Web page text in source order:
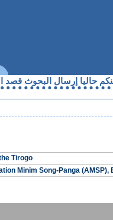
حاليا إرسال البحوث قصد
Tirogo
Minim Song-Panga (AMSP),